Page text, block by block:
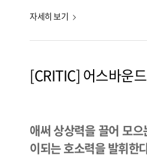
자세히 보기
[CRITIC] 어스바운드
애써 상상력을 끌어 모
이되는 호소력을 발휘한